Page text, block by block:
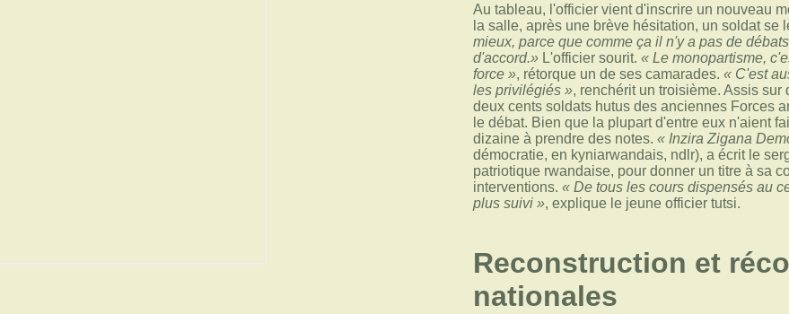
Au tableau, l'officier vient d'inscrire un nouveau
la salle, après une brève hésitation, un soldat se
mieux, parce que comme ça il n'y a pas de
d'accord.»L'officier sourit. « Le monopartisme,
force », rétorque un de ses camarades. « C'est
les privilégiés », renchérit un troisième. Assis
deux cents soldats hutus des anciennes Forces
le débat. Bien que la plupart d'entre eux n'aient
dizaine à prendre des notes. « Inzira Zigana
démocratie, en kyniarwandais, ndlr), a écrit le
patriotique rwandaise, pour donner un titre à sa
interventions. « De tous les cours dispensés au
plus suivi », explique le jeune officier tutsi.
Reconstruction et
nationales